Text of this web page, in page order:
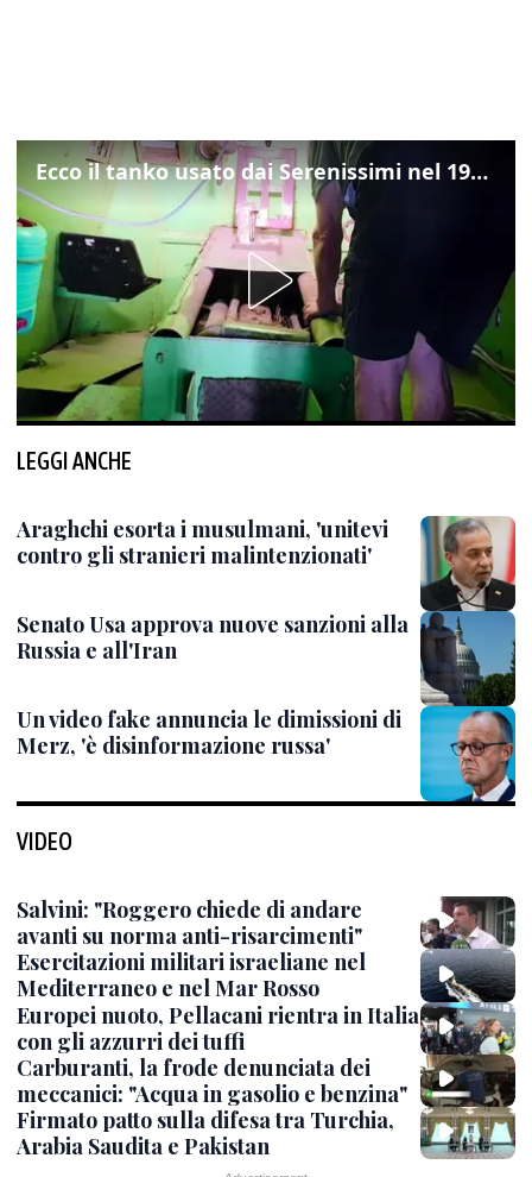
Ecco il tanko usato dai Serenissimi nel 1997 per il blitz a San Marco
LEGGI ANCHE
Araghchi esorta i musulmani, 'unitevi
contro gli stranieri malintenzionati'
Senato Usa approva nuove sanzioni alla
Russia e all'Iran
Un video fake annuncia le dimissioni di
Merz, 'è disinformazione russa'
VIDEO
Salvini: "Roggero chiede di andare
avanti su norma anti-risarcimenti"
Esercitazioni militari israeliane nel
Mediterraneo e nel Mar Rosso
Europei nuoto, Pellacani rientra in Italia
con gli azzurri dei tuffi
Carburanti, la frode denunciata dei
meccanici: "Acqua in gasolio e benzina"
Firmato patto sulla difesa tra Turchia,
Arabia Saudita e Pakistan